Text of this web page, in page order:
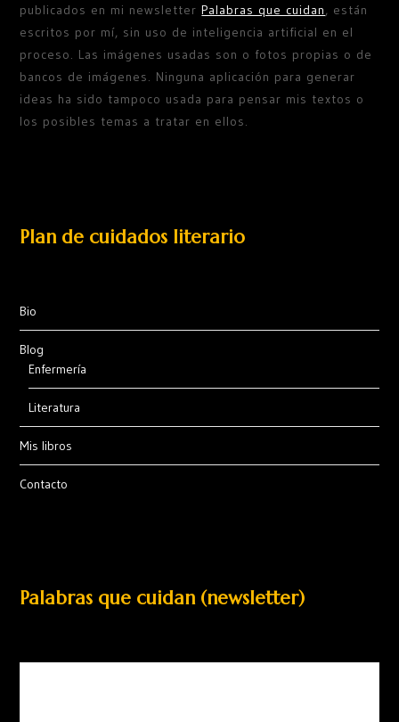
publicados en mi newsletterPalabras que cuidan, están
escritos por mí, sin uso de inteligencia artificial en el
proceso. Las imágenes usadas son o fotos propias o de
bancos de imágenes. Ninguna aplicación para generar
ideas ha sido tampoco usada para pensar mis textos o
los posibles temas a tratar en ellos.
Plan de cuidados literario
Bio
Blog
Enfermería
Literatura
Mis libros
Contacto
Palabras que cuidan (newsletter)